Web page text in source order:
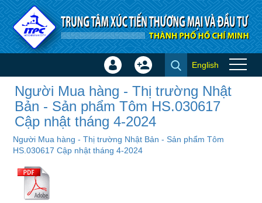
Truy cập nội dung luôn
Người Mua hàng - Thị trường
Nhật Bản - Sản phẩm Tôm
HS.030617 Cập nhật tháng 4-
2024 - Chi tiết Thị trường -
Ngành hàng
Đăng
Tạo
khoản
English
Người Mua hàng - Thị trường Nhật
Bản - Sản phẩm Tôm HS.030617
Cập nhật tháng 4-2024
Người Mua hàng - Thị trường Nhật Bản - Sản phẩm Tôm
HS.030617 Cập nhật tháng 4-2024